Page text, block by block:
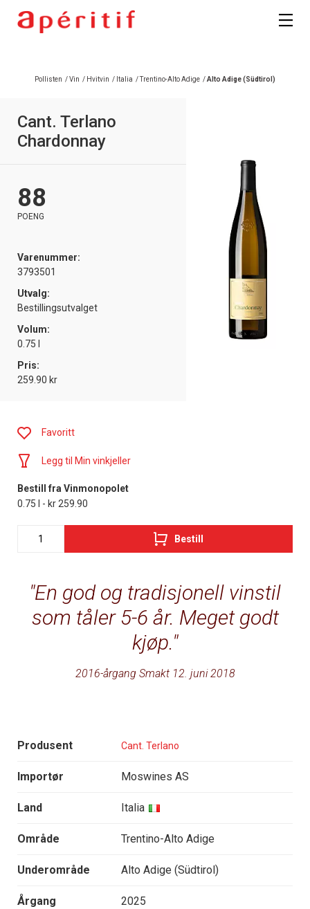
Pollisten /Vin / Hvitvin / Italia /Trentino-Alto Adige /Alto Adige (Südtirol)
Cant. Terlano
Chardonnay
88
POENG
Varenummer:
3793501
Utvalg:
Bestillingsutvalget
Volum:
0.75 l
Pris:
259.90 kr
En god og tradisjonell vinstil
som tåler 5-6 år. Meget godt
kjøp.
2016-årgang Smakt 12. juni 2018
Produsent Cant. Terlano
Importør Moswines AS
Land Italia
Område Trentino-Alto Adige
Underområde Alto Adige (Südtirol)
Årgang 2025
Favoritt
Legg til Min vinkjeller
Bestill fra Vinmonopolet
0.75 l - kr 259.90
Bestill